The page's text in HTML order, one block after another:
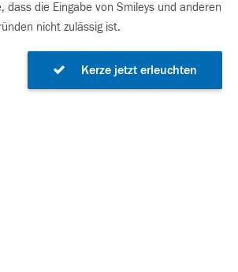
dass die Eingabe von Smileys und anderen
nicht zulässig ist.
Kerze jetzt erleuchten